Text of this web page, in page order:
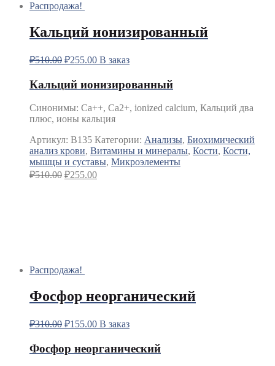
Распродажа!
Кальций ионизированный
₽510.00 ₽255.00 В заказ
Кальций ионизированный
Синонимы: Ca++, Ca2+, ionized calcium, Кальций два
плюс, ионы кальция
Артикул: B135 Категории: Анализы, Биохимический
анализ крови, Витамины и минералы, Кости, Кости,
мышцы и суставы, Микроэлементы
₽510.00 ₽255.00
Распродажа!
Фосфор неорганический
₽310.00 ₽155.00 В заказ
Фосфор неорганический